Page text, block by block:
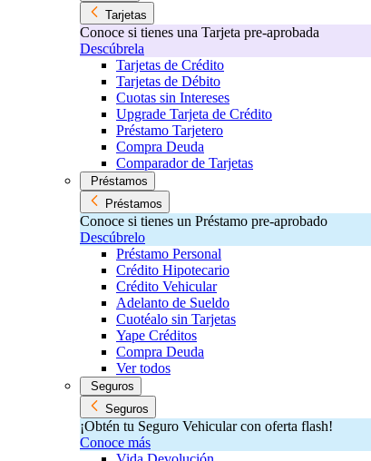
Tarjetas
Conoce si tienes una Tarjeta pre-aprobada
Descúbrela
Tarjetas de Crédito
Tarjetas de Débito
Cuotas sin Intereses
Upgrade Tarjeta de Crédito
Préstamo Tarjetero
Compra Deuda
Comparador de Tarjetas
Préstamos
Préstamos
Conoce si tienes un Préstamo pre-aprobado
Descúbrelo
Préstamo Personal
Crédito Hipotecario
Crédito Vehicular
Adelanto de Sueldo
Cuotéalo sin Tarjetas
Yape Créditos
Compra Deuda
Ver todos
Seguros
Seguros
¡Obtén tu Seguro Vehicular con oferta flash!
Conoce más